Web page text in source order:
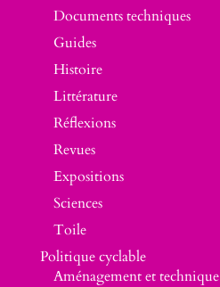
Documents techniques
Guides
Histoire
Littérature
Réflexions
Revues
Expositions
Sciences
Toile
Politique cyclable
Aménagement et technique